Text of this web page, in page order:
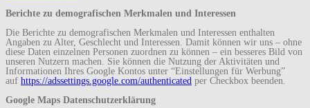
Berichte zu demografischen Merkmalen und Interessen
Die Berichte zu demografischen Merkmalen und Interessen enthalten
Angaben zu Alter, Geschlecht und Interessen. Damit können wir uns – ohne
diese Daten einzelnen Personen zuordnen zu können – ein besseres Bild von
unseren Nutzern machen. Sie können die Nutzung der Aktivitäten und
Informationen Ihres Google Kontos unter “Einstellungen für Werbung”
auf https://adssettings.google.com/authenticated per Checkbox beenden.
Google Maps Datenschutzerklärung